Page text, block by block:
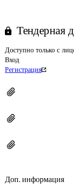
Тендерная
Доступно только с
Вход
Регистрация
Доп. информация